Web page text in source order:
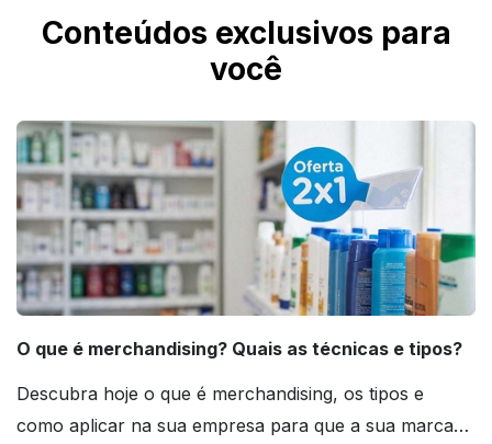
Conteúdos exclusivos para
você
O que é merchandising? Quais as técnicas e tipos?
Descubra hoje o que é merchandising, os tipos e
como aplicar na sua empresa para que a sua marca